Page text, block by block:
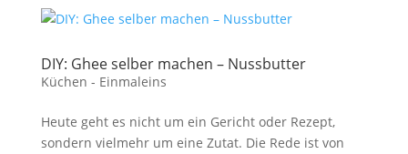
DIY: Ghee selber machen – Nussbutter
Küchen - Einmaleins
Heute geht es nicht um ein Gericht oder Rezept,
sondern vielmehr um eine Zutat. Die Rede ist von